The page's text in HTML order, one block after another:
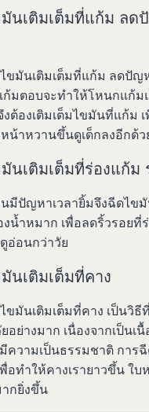
นเติมเต็มที่แก้ม ลด
ขมันเติมเต็มที่แก้ม ลดปัญ
ก้มตอบจะทำให้โหนกแก้ม
งต้องเติมเต็มไขมันที่แก้ม
น้าหวานขึ้นดูเด็กลงอีกด้ว
นเติมเต็มที่ร่องแก้ม
มีปัญหาเวลายิ้มจึงฉีดไขมั
งน้ำหมาก เพื่อลดริ้วรอยที่
อ่อนกว่าวัย
นเติมเต็มที่คาง
ขมันเติมเต็มที่คาง เป็นวิธี
อย่างมาก เนื่องจากเป็นเนื้
ความเป็นธรรมชาติ การฉี
อทำให้คางเรายาวขึ้น ใ
กยิ่งขึ้น